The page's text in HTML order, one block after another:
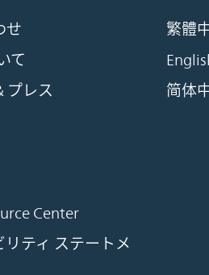
せ
て
プレス
Center
リティ ステートメ
繁體
简体